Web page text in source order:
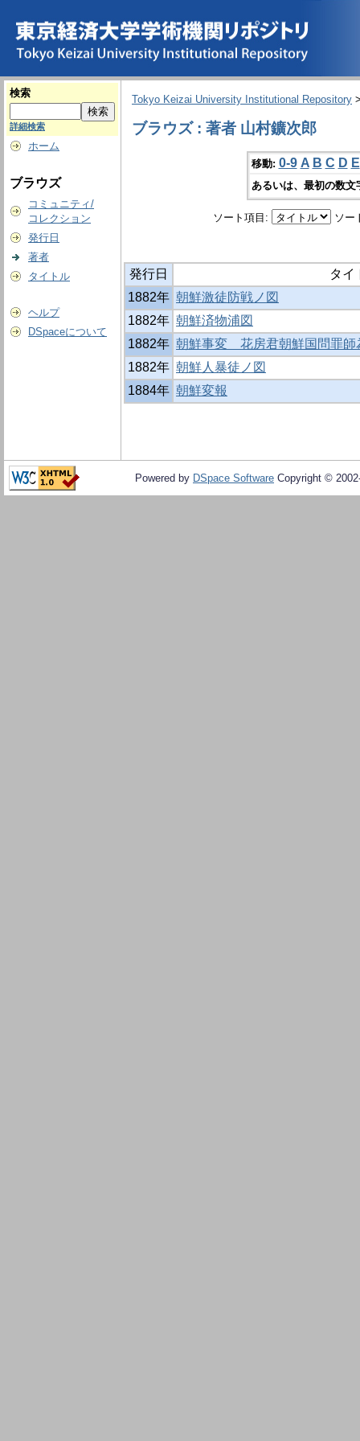
検索
詳細検索
ホーム
ブラウズ
コミュニティ/
コレクション
発行日
著者
タイトル
ヘルプ
DSpaceについて
Tokyo Keizai University Institutional Repository
ブラウズ : 著者 山村鑛次郎
移動: 0-9 A B C D E
あるいは、最初の数
ソート項目: ソー
発行日
タイ
1882年 朝鮮激徒防戦ノ図
1882年 朝鮮済物浦図
1882年 朝鮮事変 花房君朝鮮国問罪師
1882年 朝鮮人暴徒ノ図
1884年 朝鮮変報
Powered by DSpace Software Copyright ©